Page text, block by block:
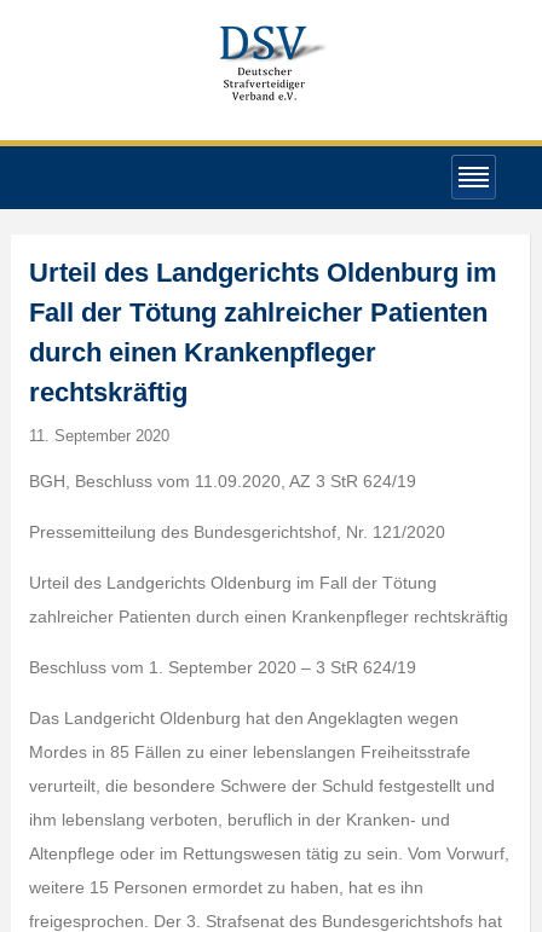
Urteil des Landgerichts Oldenburg im
Fall der Tötung zahlreicher Patienten
durch einen Krankenpfleger
rechtskräftig
11. September 2020
BGH, Beschluss vom 11.09.2020, AZ 3 StR 624/19
Pressemitteilung des Bundesgerichtshof, Nr. 121/2020
Urteil des Landgerichts Oldenburg im Fall der Tötung
zahlreicher Patienten durch einen Krankenpfleger rechtskräftig
Beschluss vom 1. September 2020 – 3 StR 624/19
Das Landgericht Oldenburg hat den Angeklagten wegen
Mordes in 85 Fällen zu einer lebenslangen Freiheitsstrafe
verurteilt, die besondere Schwere der Schuld festgestellt und
ihm lebenslang verboten, beruflich in der Kranken- und
Altenpflege oder im Rettungswesen tätig zu sein. Vom Vorwurf,
weitere 15 Personen ermordet zu haben, hat es ihn
freigesprochen. Der 3. Strafsenat des Bundesgerichtshofs hat